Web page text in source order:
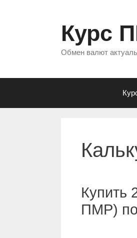
Курс
Обмен валют
Купить
ПМР) по